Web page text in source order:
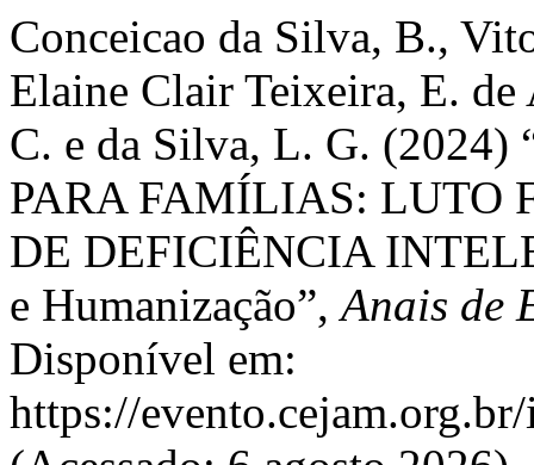
Conceicao da Silva, B.,
Elaine Clair Teixeira, E.
C. e da Silva, L. G.
PARA FAMÍLIAS: LUTO
DE DEFICIÊNCIA
e Humanização”,Anais de
Disponível em:
https://